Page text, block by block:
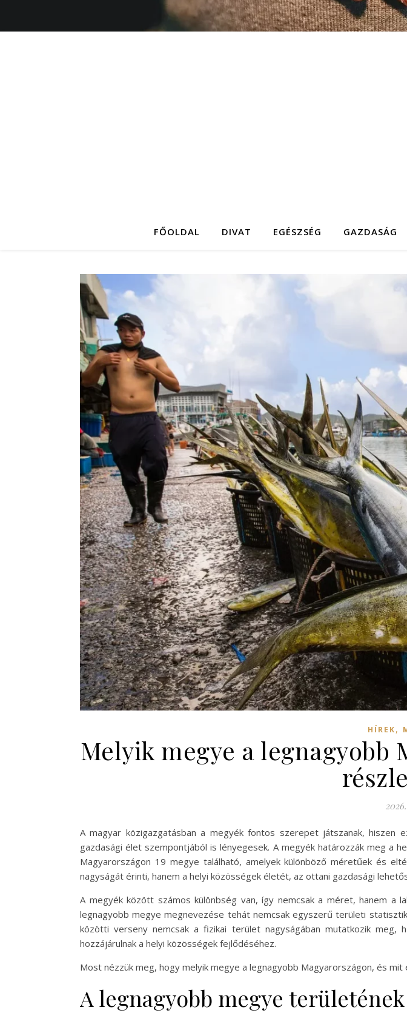
FŐOLDAL DIVAT EGÉSZSÉG GAZDASÁG
HÍREK,
Melyik megye a legnagyobb
A magyar közigazgatásban a megyék fontos szerepet játszanak, hiszen
gazdasági élet szempontjából is lényegesek. A megyék határozzák meg a
Magyarországon 19 megye található, amelyek különböző méretűek és
nagyságát érinti, hanem a helyi közösségek életét, az ottani gazdasági
A megyék között számos különbség van, így nemcsak a méret, hanem a
legnagyobb megye megnevezése tehát nemcsak egyszerű területi
közötti verseny nemcsak a fizikai terület nagyságában mutatkozik
hozzájárulnak a helyi közösségek fejlődéséhez.
Most nézzük meg, hogy melyik megye a legnagyobb Magyarországon, és mit
A legnagyobb megye